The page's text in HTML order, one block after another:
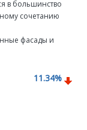
в большинство
сочетанию
фасады и
11.34%